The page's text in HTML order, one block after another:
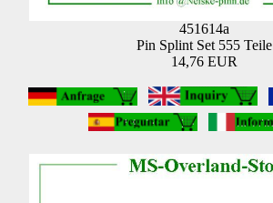
451614a
Pin Splint Set 555 Teile
14,76 EUR